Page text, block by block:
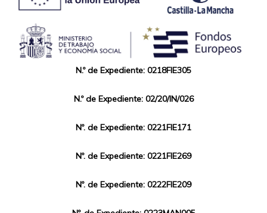
N.º de Expediente: 0218FIE305
N.º de Expediente: 02/20/IN/026
Nº. de Expediente: 0221FIE171
Nº. de Expediente: 0221FIE269
Nº. de Expediente: 0222FIE209